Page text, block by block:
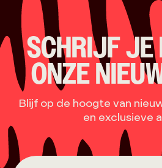
SCHRIJF JE
ONZE
Blijf op de hoogte van
en exclusieve